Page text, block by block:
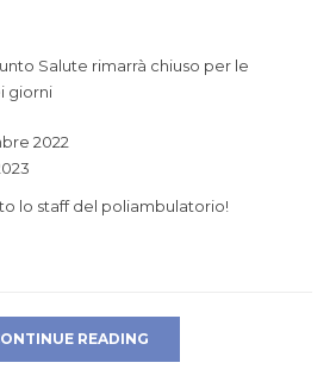
Salute rimarrà chiuso per le
giorni
2022
lo staff del poliambulatorio!
READING